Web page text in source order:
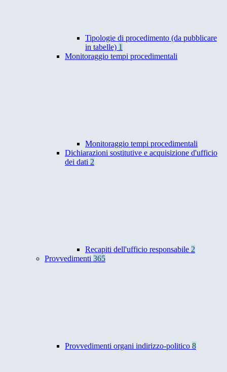
Tipologie di procedimento (da pubblicare
in tabelle) 1
Monitoraggio tempi procedimentali
Monitoraggio tempi procedimentali
Dichiarazioni sostitutive e acquisizione d'ufficio
dei dati 2
Recapiti dell'ufficio responsabile 2
Provvedimenti 365
Provvedimenti organi indirizzo-politico 8